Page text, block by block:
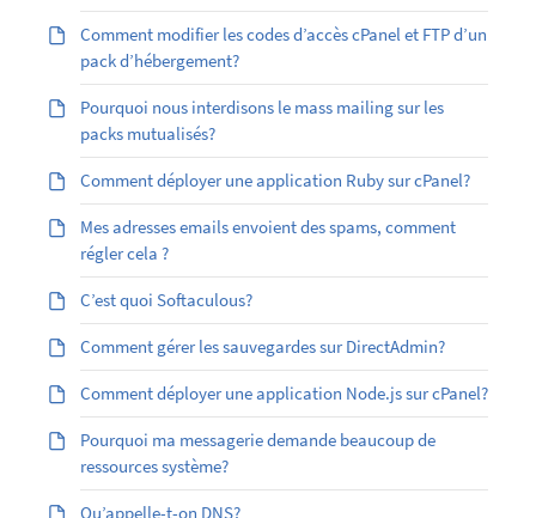
Comment modifier les codes d’accès cPanel et FTP d’un
pack d’hébergement?
Pourquoi nous interdisons le mass mailing sur les
packs mutualisés?
Comment déployer une application Ruby sur cPanel?
Mes adresses emails envoient des spams, comment
régler cela ?
C’est quoi Softaculous?
Comment gérer les sauvegardes sur DirectAdmin?
Comment déployer une application Node.js sur cPanel?
Pourquoi ma messagerie demande beaucoup de
ressources système?
Qu’appelle-t-on DNS?